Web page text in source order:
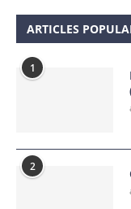
ARTICLES
1
2